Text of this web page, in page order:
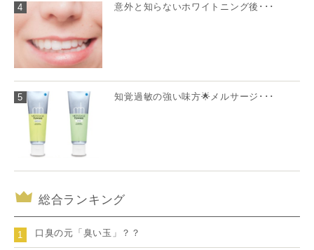
4 意外と知らないホワイトニング後･･･
5 知覚過敏の強い味方🌟メルサージ･･･
総合ランキング
1 口臭の元「臭い玉」？？